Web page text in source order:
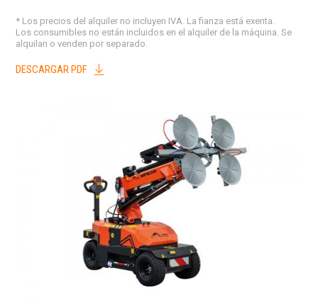
* Los precios del alquiler no incluyen IVA. La fianza está exenta.
Los consumibles no están incluidos en el alquiler de la máquina. Se
alquilan o venden por separado.
DESCARGAR PDF